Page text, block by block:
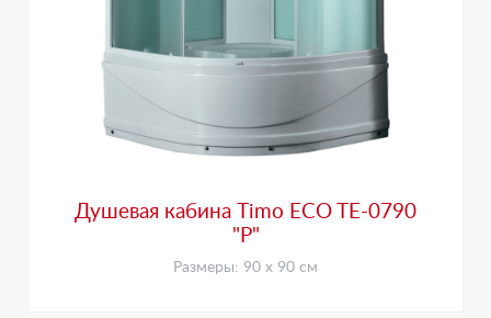
Душевая кабина Timo ECO TE-0790
"Р"
Размеры: 90 х 90 см